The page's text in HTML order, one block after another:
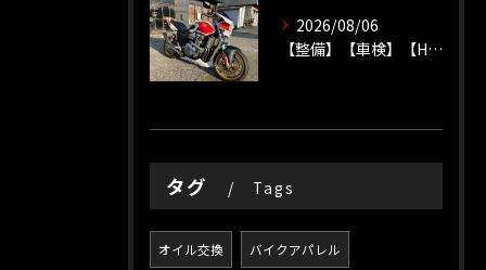
2026/08/06
【整備】【車検】【HONDA】
タグ Tags
オイル交換 バイクアパレル